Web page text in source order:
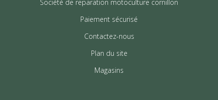
Société de reparation motoculture cornillon
Paiement sécurisé
Contactez-nous
Plan du site
Magasins